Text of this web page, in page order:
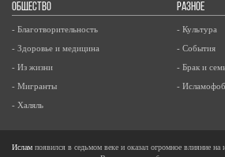
ОБЩЕСТВО
- Благотворительность
- Здоровье и медицина
- Из жизни
- Мигранты
- Халяль
РАЗНОЕ
- Культура
- События
- Брак и
-
Ислам появился в седьмом веке и оказал огромное влияние